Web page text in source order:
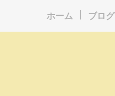
ホーム ブログ